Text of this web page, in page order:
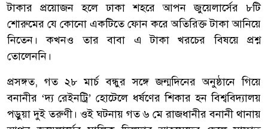
টাকার প্রয়োজন হলে ঢাকা শহরে আপন জুয়েলার্সের ৮টি
শোরুমের যে কোনো একটিতে ফোন করে অতিরিক্ত টাকা আনিয়ে
নিতেন। কখনও তার বাবা এ টাকা খরচের বিষয়ে প্রশ্ন
তোলেননি।
প্রসঙ্গত, গত ২৮ মার্চ বন্ধুর সঙ্গে জন্মদিনের অনুষ্ঠানে গিয়ে
বনানীর ‘দ্য রেইনট্রি’ হোটেলে ধর্ষণের শিকার হন বিশ্ববিদ্যালয়
পড়ুয়া দুই তরুণী। ওই ঘটনায় গত ৬ মে রাজধানীর বনানী থানায়